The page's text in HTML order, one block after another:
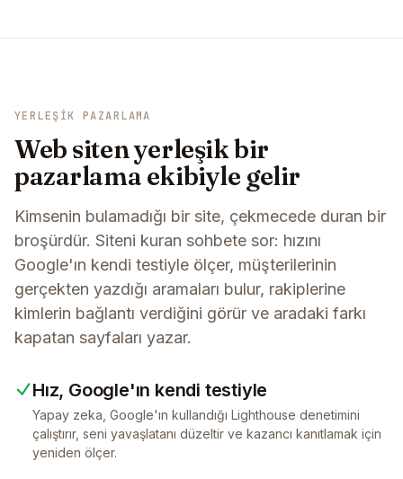
YERLEŞIK PAZARLAMA
Web siten yerleşik bir
pazarlama ekibiyle gelir
Kimsenin bulamadığı bir site, çekmecede duran bir
broşürdür. Siteni kuran sohbete sor: hızını
Google'ın kendi testiyle ölçer, müşterilerinin
gerçekten yazdığı aramaları bulur, rakiplerine
kimlerin bağlantı verdiğini görür ve aradaki farkı
kapatan sayfaları yazar.
Hız, Google'ın kendi testiyle
Yapay zeka, Google'ın kullandığı Lighthouse denetimini
çalıştırır, seni yavaşlatanı düzeltir ve kazancı kanıtlamak için
yeniden ölçer.